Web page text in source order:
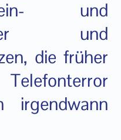
und
und
die früher
irgendwann